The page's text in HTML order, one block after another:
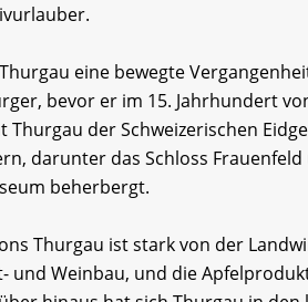
eine bewegte
bevor er im 15. Jahrhundert
der Schweizerischen
darunter das Schloss
beherbergt.
Thurgau ist stark von der
und Weinbau, und die